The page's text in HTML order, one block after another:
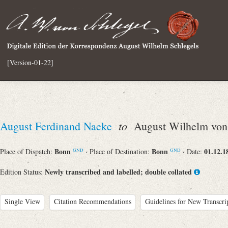
[Version-01-22]
August Ferdinand Naeke to August Wilhelm
Place of Dispatch: Bonn GND · Place of Destination: Bonn GND · Date:
Edition Status: Newly transcribed and labelled; double collated
Single View Citation Recommendations Guidelines for New